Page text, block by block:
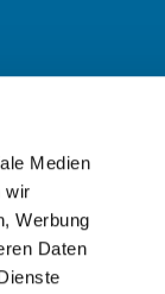
Medien
wir
Werbung
Daten